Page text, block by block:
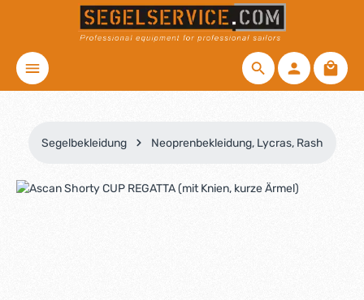
Zum Hauptinhalt springen
Segelbekleidung Neoprenbekleidung, Lycras, Rash
Bildergalerie überspringen